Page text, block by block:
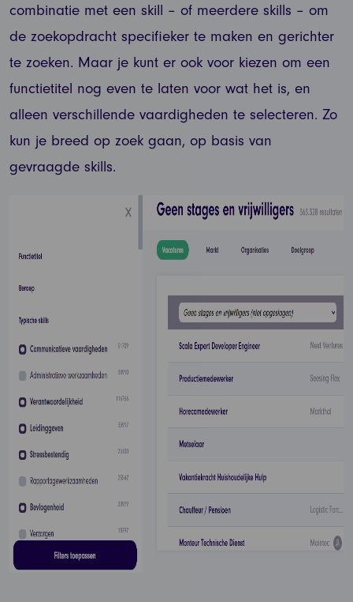
combinatie met een skill – of meerdere skills – om
de zoekopdracht specifieker te maken en gerichter
te zoeken. Maar je kunt er ook voor kiezen om een
functietitel nog even te laten voor wat het is, en
alleen verschillende vaardigheden te selecteren. Zo
kun je breed op zoek gaan, op basis van
gevraagde skills.